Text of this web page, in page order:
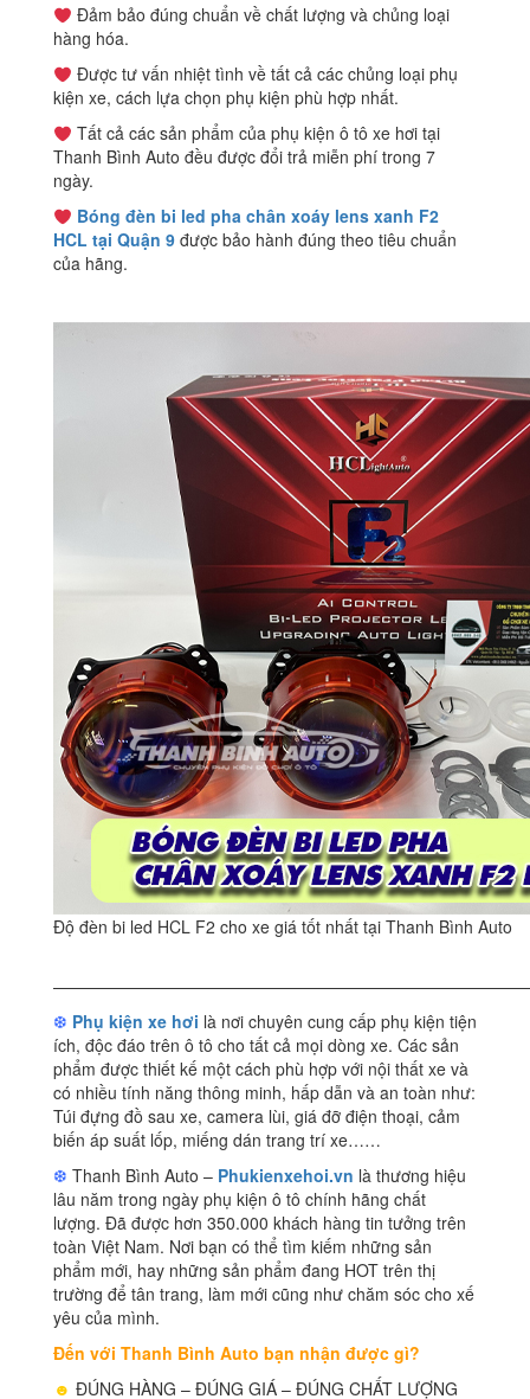
Đảm bảo đúng chuẩn về chất lượng và chủng loại
hàng hóa.
Được tư vấn nhiệt tình về tất cả các chủng loại phụ
kiện xe, cách lựa chọn phụ kiện phù hợp nhất.
Tất cả các sản phẩm của phụ kiện ô tô xe hơi tại
Thanh Bình Auto đều được đổi trả miễn phí trong 7
ngày.
Bóng đèn bi led pha chân xoáy lens xanh F2
HCL tại Quận 9 được bảo hành đúng theo tiêu chuẩn
của hãng.
Độ đèn bi led HCL F2 cho xe giá tốt nhất tại Thanh Bình Auto
❆ Phụ kiện xe hơi là nơi chuyên cung cấp phụ kiện tiện
ích, độc đáo trên ô tô cho tất cả mọi dòng xe. Các sản
phẩm được thiết kế một cách phù hợp với nội thất xe và
có nhiều tính năng thông minh, hấp dẫn và an toàn như:
Túi đựng đồ sau xe, camera lùi, giá đỡ điện thoại, cảm
biến áp suất lốp, miếng dán trang trí xe……
❆ Thanh Bình Auto – Phukienxehoi.vn là thương hiệu
lâu năm trong ngày phụ kiện ô tô chính hãng chất
lượng. Đã được hơn 350.000 khách hàng tin tưởng trên
toàn Việt Nam. Nơi bạn có thể tìm kiếm những sản
phẩm mới, hay những sản phẩm đang HOT trên thị
trường để tân trang, làm mới cũng như chăm sóc cho xế
yêu của mình.
Đến với Thanh Bình Auto bạn nhận được gì?
☻ ĐÚNG HÀNG – ĐÚNG GIÁ – ĐÚNG CHẤT LƯỢNG